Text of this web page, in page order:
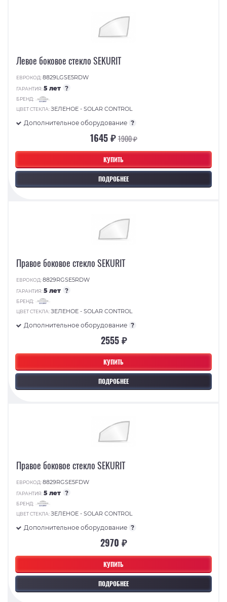
КУПИТЬ
ПОДРОБНЕЕ
Левое боковое стекло SEKURIT
ЕВРОКОД:8829LGSE5RDW
ГАРАНТИЯ:5 лет ?
БРЕНД:
ЦВЕТ СТЕКЛА:ЗЕЛЕНОЕ - SOLAR CONTROL
Дополнительное оборудование ?
1645 ₽1900 ₽
КУПИТЬ
ПОДРОБНЕЕ
Правое боковое стекло SEKURIT
ЕВРОКОД:8829RGSE5RDW
ГАРАНТИЯ:5 лет ?
БРЕНД:
ЦВЕТ СТЕКЛА:ЗЕЛЕНОЕ - SOLAR CONTROL
Дополнительное оборудование ?
2555 ₽
КУПИТЬ
ПОДРОБНЕЕ
Правое боковое стекло SEKURIT
ЕВРОКОД:8829RGSE5FDW
ГАРАНТИЯ:5 лет ?
БРЕНД:
ЦВЕТ СТЕКЛА:ЗЕЛЕНОЕ - SOLAR CONTROL
Дополнительное оборудование ?
2970 ₽